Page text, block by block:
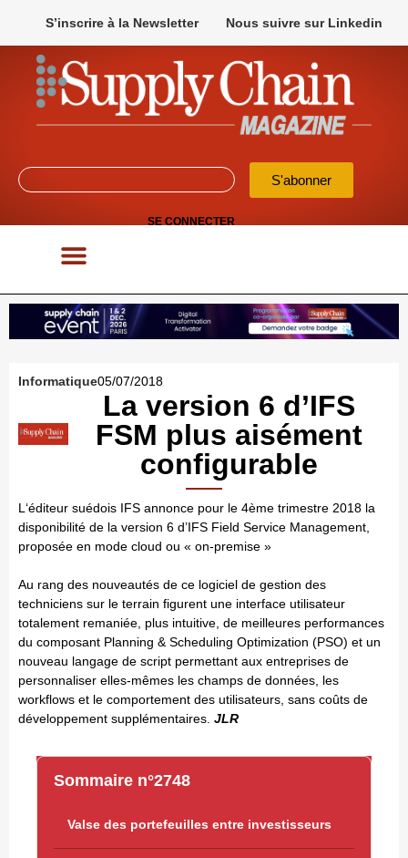
S’inscrire à la Newsletter Nous suivre sur Linkedin
S'abonner
SE CONNECTER
La version 6 d’IFS
FSM plus aisément
configurable
Sommaire n°2748
Valse des portefeuilles entre investisseurs
L ‘éditeur suédois IFS annonce pour le 4ème trimestre 2018 la
disponibilité de la version 6 d’IFS Field Service Management,
proposée en mode cloud ou « on-premise »
Au rang des nouveautés de ce logiciel de gestion des
techniciens sur le terrain figurent une interface utilisateur
totalement remaniée, plus intuitive, de meilleures performances
du composant Planning & Scheduling Optimization (PSO) et un
nouveau langage de script permettant aux entreprises de
personnaliser elles-mêmes les champs de données, les
workflows et le comportement des utilisateurs, sans coûts de
développement supplémentaires. JLR
Informatique05/07/2018